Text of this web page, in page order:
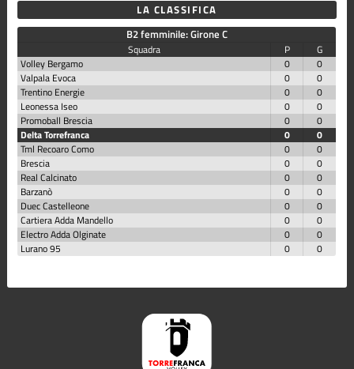
LA CLASSIFICA
B2 femminile: Girone C
Squadra P
G
Volley Bergamo
0
0
Valpala Evoca
0
0
Trentino Energie
0
0
Leonessa Iseo
0
0
Promoball Brescia
0
0
Delta Torrefranca
0
0
Tml Recoaro Como
0
0
Brescia
0
0
Real Calcinato
0
0
Barzanò
0
0
Duec Castelleone
0
0
Cartiera Adda Mandello
0
0
Electro Adda Olginate
0
0
Lurano 95
0 0